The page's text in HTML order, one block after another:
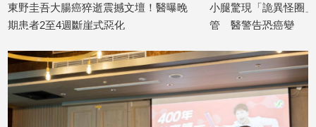
星
座/
理
消
費
東野圭吾大腸癌猝逝震撼文壇！醫曝晚
期患者2至4週斷崖式惡化
小腿驚現「詭異怪圈」
管 醫警告恐癌變